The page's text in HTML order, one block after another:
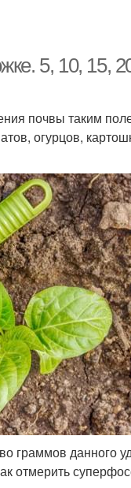
5, 10, 15,
почвы таким
огурцов,
граммов данного
отмерить